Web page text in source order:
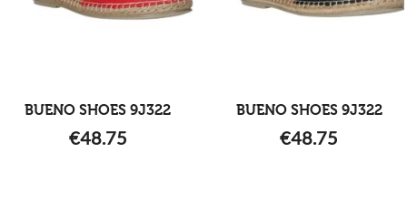
BUENO SHOES 9J322
€48.75
BUENO SHOES 9J322
€48.75